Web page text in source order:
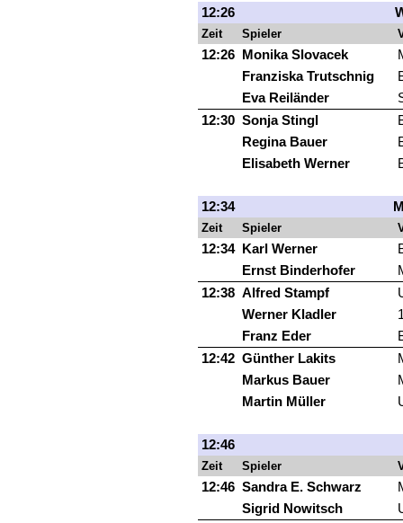
12:26
Zeit Spieler
12:26 Monika Slovacek
Franziska Trutschnig
Eva Reiländer
12:30 Sonja Stingl
Regina Bauer
Elisabeth Werner
12:34
Zeit Spieler
12:34 Karl Werner
Ernst Binderhofer
12:38 Alfred Stampf
Werner Kladler
Franz Eder
12:42 Günther Lakits
Markus Bauer
Martin Müller
12:46
Zeit Spieler
12:46 Sandra E. Schwarz
Sigrid Nowitsch